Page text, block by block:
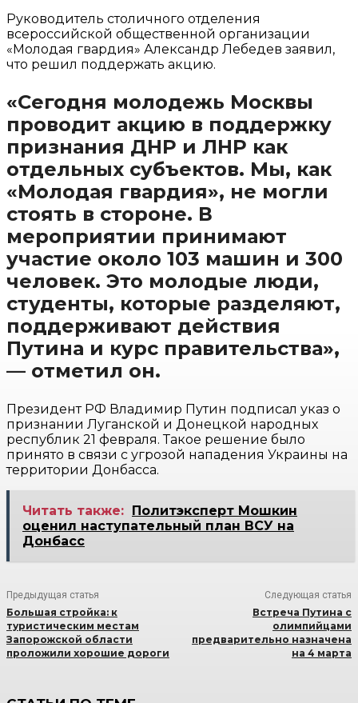
Руководитель столичного отделения
всероссийской общественной организации
«Молодая гвардия» Александр Лебедев заявил,
что решил поддержать акцию.
«Сегодня молодежь Москвы
проводит акцию в поддержку
признания ДНР и ЛНР как
отдельных субъектов. Мы, как
«Молодая гвардия», не могли
стоять в стороне. В
мероприятии принимают
участие около 103 машин и 300
человек. Это молодые люди,
студенты, которые разделяют,
поддерживают действия
Путина и курс правительства»,
— отметил он.
Президент РФ Владимир Путин подписал указ о
признании Луганской и Донецкой народных
республик 21 февраля. Такое решение было
принято в связи с угрозой нападения Украины на
территории Донбасса.
Читать также: Политэксперт Мошкин
оценил наступательный план ВСУ на
Донбасс
Предыдущая статья
Большая стройка: к
туристическим местам
Запорожской области
проложили хорошие дороги
Следующая статья
Встреча Путина с
олимпийцами
предварительно назначена
на 4 марта